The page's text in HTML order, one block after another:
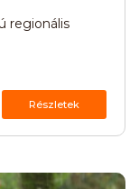
regionális
Részletek